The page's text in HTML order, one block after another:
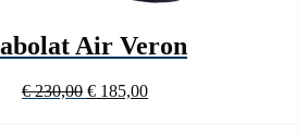
Air Veron
€230,00 Oorspronkelijke
€ 185,00Huidige